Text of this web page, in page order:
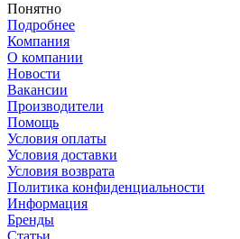
Понятно
Подробнее
Компания
О компании
Новости
Вакансии
Производители
Помощь
Условия оплаты
Условия доставки
Условия возврата
Политика конфиденциальности
Информация
Бренды